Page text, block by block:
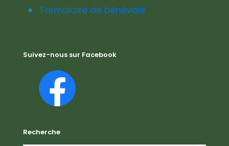
Formulaire de bénévole
Suivez-nous sur Facebook
Recherche